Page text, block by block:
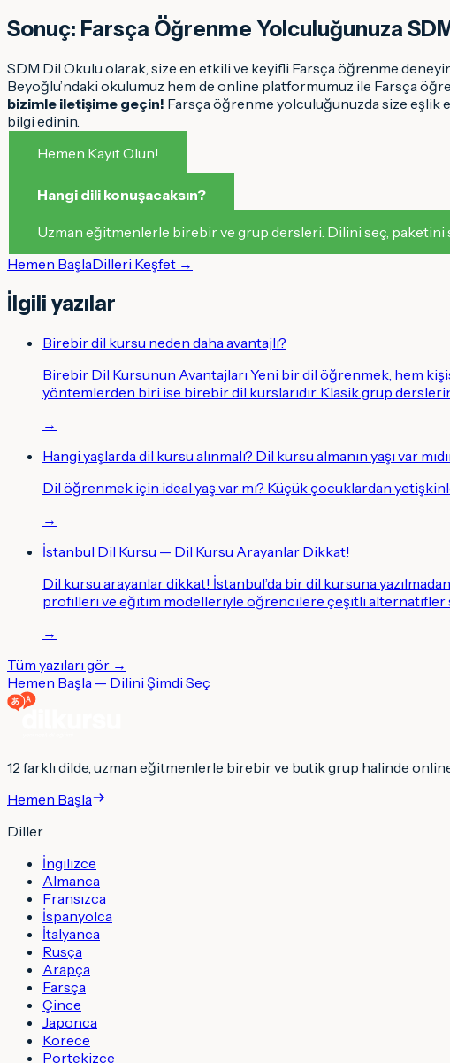
Sonuç: Farsça Öğrenme Yolculuğunuza
SDM Dil Okulu olarak, size en etkili ve keyifli Farsça öğrenme
Beyoğlu’ndaki okulumuz hem de online platformumuz ile Farsça
bizimle iletişime geçin! Farsça öğrenme yolculuğunuzda size eşlik
bilgi edinin.
Hemen Kayıt Olun!
Hangi dili konuşacaksın?
Uzman eğitmenlerle birebir ve grup dersleri. Dilini seç, paketini
Hemen BaşlaDilleri Keşfet →
İlgili yazılar
Birebir dil kursu neden daha avantajlı?
Birebir Dil Kursunun Avantajları Yeni bir dil öğrenmek, hem
yöntemlerden biri ise birebir dil kurslarıdır. Klasik grup
→
Hangi yaşlarda dil kursu alınmalı? Dil kursu almanın yaşı var
Dil öğrenmek için ideal yaş var mı? Küçük çocuklardan
→
İstanbul Dil Kursu — Dil Kursu Arayanlar Dikkat!
Dil kursu arayanlar dikkat! İstanbul’da bir dil kursuna
profilleri ve eğitim modelleriyle öğrencilere çeşitli alternatifler
→
Tüm yazıları gör →
Hemen Başla — Dilini Şimdi Seç
12 farklı dilde, uzman eğitmenlerle birebir ve butik grup halinde
Hemen Başla
Diller
İngilizce
Almanca
Fransızca
İspanyolca
İtalyanca
Rusça
Arapça
Farsça
Çince
Japonca
Korece
Portekizce